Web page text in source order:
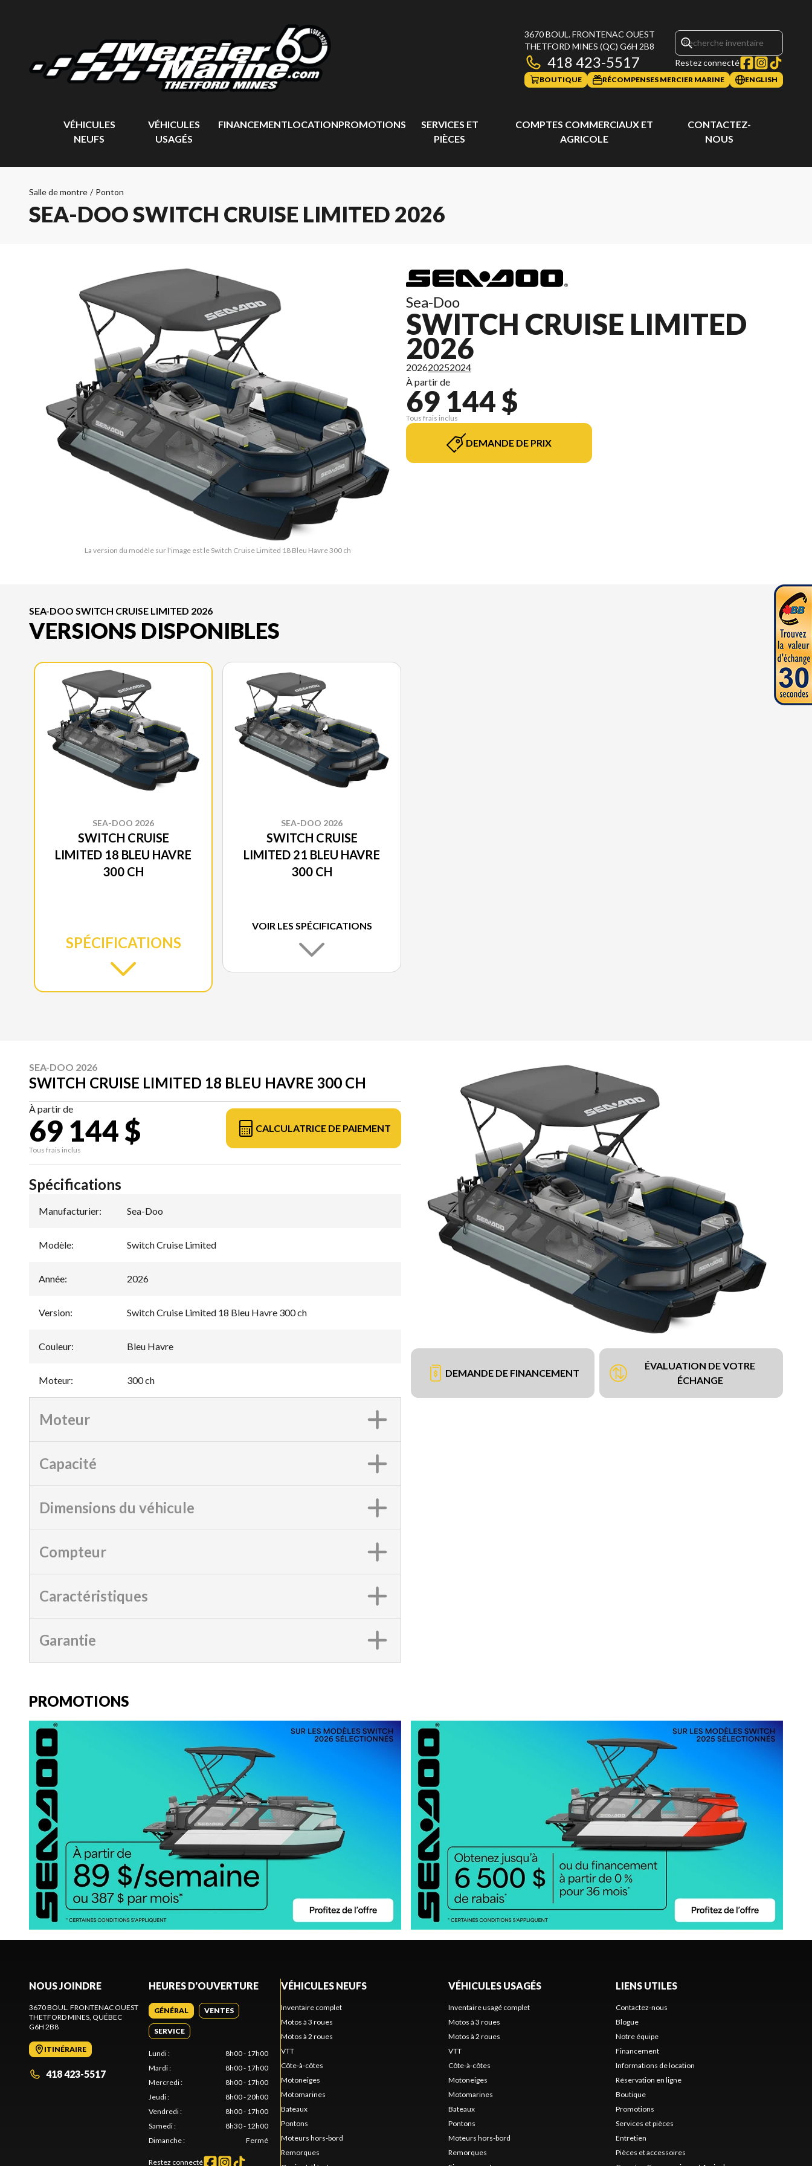
3670 BOUL. FRONTENAC OUEST
THETFORD MINES (QC) G6H 2B8
418 423-5517 Restez connecté
BOUTIQUE RÉCOMPENSES MERCIER MARINE ENGLISH
VÉHICULES
NEUFS
VÉHICULES
USAGÉS
FINANCEMENTLOCATIONPROMOTIONS
SERVICES ET
PIÈCES
COMPTES COMMERCIAUX ET
AGRICOLE
CONTACTEZ-
NOUS
Salle de montre / Ponton
SEA-DOO SWITCH CRUISE LIMITED 2026
La version du modèle sur l'image est le Switch Cruise Limited 18 Bleu Havre 300 ch
Sea-Doo
SWITCH CRUISE LIMITED
2026
202620252024
À partir de
69 144 $
Tous frais inclus
DEMANDE DE PRIX
SEA-DOO SWITCH CRUISE LIMITED 2026
VERSIONS DISPONIBLES
SEA-DOO 2026
SWITCH CRUISE
LIMITED 18 BLEU HAVRE
300 CH
SPÉCIFICATIONS
SEA-DOO 2026
SWITCH CRUISE
LIMITED 21 BLEU HAVRE
300 CH
VOIR LES SPÉCIFICATIONS
SEA-DOO 2026
SWITCH CRUISE LIMITED 18 BLEU HAVRE 300 CH
À partir de
69 144 $
Tous frais inclus
CALCULATRICE DE PAIEMENT
DEMANDE DE FINANCEMENT
ÉVALUATION DE VOTRE
ÉCHANGE
Spécifications
Manufacturier: Sea-Doo
Modèle: Switch Cruise Limited
Année: 2026
Version: Switch Cruise Limited 18 Bleu Havre 300 ch
Couleur: Bleu Havre
Moteur: 300 ch
Moteur
Capacité
Dimensions du véhicule
Compteur
Caractéristiques
Garantie
PROMOTIONS
NOUS JOINDRE
3670 BOUL. FRONTENAC OUEST
THETFORD MINES , QUÉBEC
G6H 2B8
ITINÉRAIRE
418 423-5517
HEURES D'OUVERTURE
GÉNÉRAL VENTES
SERVICE
Lundi:
8h00 - 17h00
Mardi:
8h00 - 17h00
Mercredi:
8h00 - 17h00
Jeudi:
8h00 - 20h00
Vendredi:
8h00 - 17h00
Samedi:
8h30 - 12h00
Dimanche: Fermé
Restez connecté
VÉHICULES NEUFS
Inventaire complet
Motos à 3 roues
Motos à 2 roues
VTT
Côte-à-côtes
Motoneiges
Motomarines
Bateaux
Pontons
Moteurs hors-bord
Remorques
VÉHICULES USAGÉS
Inventaire usagé complet
Motos à 3 roues
Motos à 2 roues
VTT
Côte-à-côtes
Motoneiges
Motomarines
Bateaux
Pontons
Moteurs hors-bord
Remorques
LIENS UTILES
Contactez-nous
Blogue
Notre équipe
Financement
Informations de location
Réservation en ligne
Boutique
Promotions
Services et pièces
Entretien
Pièces et accessoires